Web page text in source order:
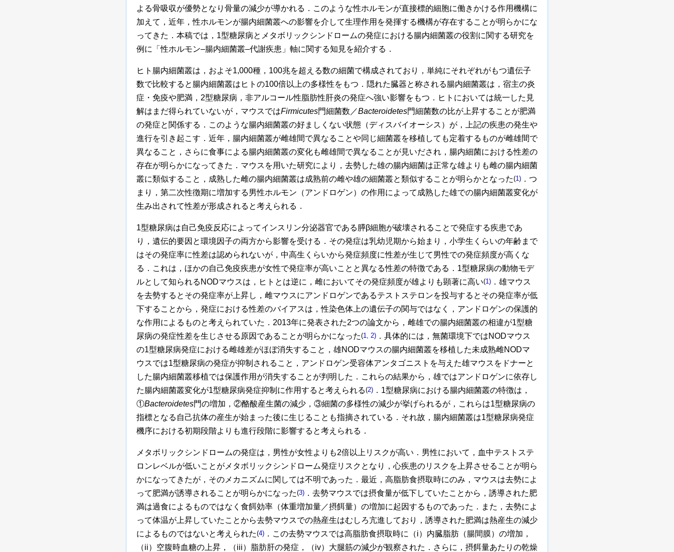
よる骨吸収が優勢となり骨量の減少が導かれる．このような性ホルモンが直接標的細胞に働きかける作用機構に
加えて，近年，性ホルモンが腸内細菌叢への影響を介して生理作用を発揮する機構が存在することが明らかにな
ってきた．本稿では，1型糖尿病とメタボリックシンドロームの発症における腸内細菌叢の役割に関する研究を
例に「性ホルモン–腸内細菌叢–代謝疾患」軸に関する知見を紹介する．
ヒト腸内細菌叢は，およそ1,000種，100兆を超える数の細菌で構成されており，単純にそれぞれがもつ遺伝子
数で比較すると腸内細菌叢はヒトの100倍以上の多様性をもつ．隠れた臓器と称される腸内細菌叢は，宿主の炎
症・免疫や肥満，2型糖尿病，非アルコール性脂肪性肝炎の発症へ強い影響をもつ．ヒトにおいては統一した見
解はまだ得られていないが，マウスではFirmicutes門細菌数／Bacteroidetes門細菌数の比が上昇することが肥満
の発症と関係する．このような腸内細菌叢の好ましくない状態（ディスバイオーシス）が，上記の疾患の発生や
進行を引き起こす．近年，腸内細菌叢が雌雄間で異なることや同じ細菌叢を移植しても定着するものが雌雄間で
異なること，さらに食事による腸内細菌叢の変化も雌雄間で異なることが見いだされ，腸内細菌における性差の
存在が明らかになってきた．マウスを用いた研究により，去勢した雄の腸内細菌は正常な雄よりも雌の腸内細菌
叢に類似すること，成熟した雌の腸内細菌叢は成熟前の雌や雄の細菌叢と類似することが明らかとなった(1) ．つ
まり，第二次性徴期に増加する男性ホルモン（アンドロゲン）の作用によって成熟した雄での腸内細菌叢変化が
生み出されて性差が形成されると考えられる．
1型糖尿病は自己免疫反応によってインスリン分泌器官である膵β細胞が破壊されることで発症する疾患であ
り，遺伝的要因と環境因子の両方から影響を受ける．その発症は乳幼児期から始まり，小学生くらいの年齢まで
はその発症率に性差は認められないが，中高生くらいから発症頻度に性差が生じて男性での発症頻度が高くな
る．これは，ほかの自己免疫疾患が女性で発症率が高いことと異なる性差の特徴である．1型糖尿病の動物モデ
ルとして知られるNODマウスは，ヒトとは逆に，雌においてその発症頻度が雄よりも顕著に高い(1) ．雄マウス
を去勢するとその発症率が上昇し，雌マウスにアンドロゲンであるテストステロンを投与するとその発症率が低
下することから，発症における性差のバイアスは，性染色体上の遺伝子の関与ではなく，アンドロゲンの保護的
な作用によるものと考えられていた．2013年に発表された2つの論文から，雌雄での腸内細菌叢の相違が1型糖
尿病の発症性差を生じさせる原因であることが明らかになった(1, 2) ．具体的には，無菌環境下ではNODマウス
の1型糖尿病発症における雌雄差がほぼ消失すること，雄NODマウスの腸内細菌叢を移植した未成熟雌NODマ
ウスでは1型糖尿病の発症が抑制されること，アンドロゲン受容体アンタゴニストを与えた雄マウスをドナーと
した腸内細菌叢移植では保護作用が消失することが判明した．これらの結果から，雄ではアンドロゲンに依存し
た腸内細菌叢変化が1型糖尿病発症抑制に作用すると考えられる(2) ．1型糖尿病における腸内細菌叢の特徴は，
①Bacteroidetes門の増加，②酪酸産生菌の減少，③細菌の多様性の減少が挙げられるが，これらは1型糖尿病の
指標となる自己抗体の産生が始まった後に生じることも指摘されている．それ故，腸内細菌叢は1型糖尿病発症
機序における初期段階よりも進行段階に影響すると考えられる．
メタボリックシンドロームの発症は，男性が女性よりも2倍以上リスクが高い．男性において，血中テストステ
ロンレベルが低いことがメタボリックシンドローム発症リスクとなり，心疾患のリスクを上昇させることが明ら
かになってきたが，そのメカニズムに関しては不明であった．最近，高脂肪食摂取時にのみ，マウスは去勢によ
って肥満が誘導されることが明らかになった(3) ．去勢マウスでは摂食量が低下していたことから，誘導された肥
満は過食によるものではなく食餌効率（体重増加量／摂餌量）の増加に起因するものであった．また，去勢によ
って体温が上昇していたことから去勢マウスでの熱産生はむしろ亢進しており，誘導された肥満は熱産生の減少
によるものではないと考えられた(4) ．この去勢マウスでは高脂肪食摂取時に（i）内臓脂肪（腸間膜）の増加，
（ii）空腹時血糖の上昇，（iii）脂肪肝の発症，（iv）大腿筋の減少が観察された．さらに，摂餌量あたりの乾燥